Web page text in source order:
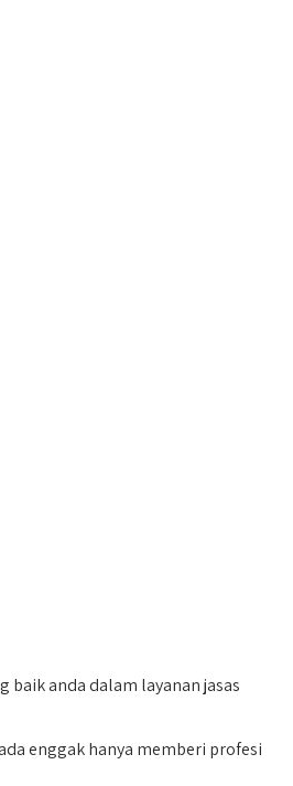
baik anda dalam layanan jasas
enggak hanya memberi profesi